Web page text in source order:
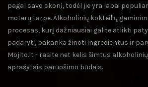
pagal savo skonį, todėl jie yra labai
moterų tarpe. Alkoholinių kokteilių
procesas, kurį dažniausiai galite atlikti
padaryti, pakanka žinoti ingredientus ir
Mojito.lt - rasite net kelis šimtus
aprašytais paruošimo būdais.